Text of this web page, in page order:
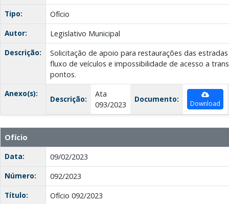
Tipo:
Ofício
Autor:
Legislativo Municipal
Descrição:
Solicitação de apoio para restaurações das
fluxo de veículos e impossibilidade de acesso a
pontos.
Anexo(s):
Descrição:
Ata
093/2023
Documento: Download
Ofício
Data:
09/02/2023
Número:
092/2023
Título:
Ofício 092/2023